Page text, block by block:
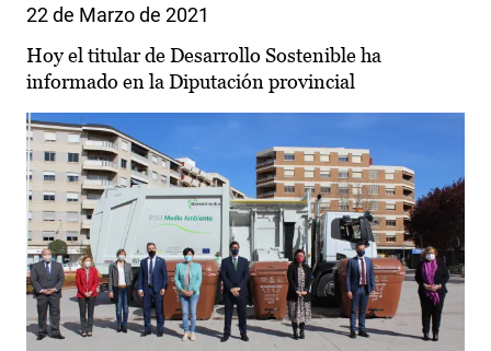
22 de Marzo de 2021
Hoy el titular de Desarrollo Sostenible ha
informado en la Diputación provincial